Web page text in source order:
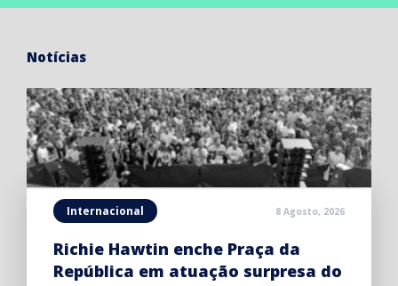
Notícias
Internacional 8 Agosto, 2026
Richie Hawtin enche Praça da
República em atuação surpresa do